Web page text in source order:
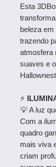
Esta
beleza em
trazendo
atmosfera
suaves e
⚡
💡 A luz
Com a
quadro
mais viva
criam